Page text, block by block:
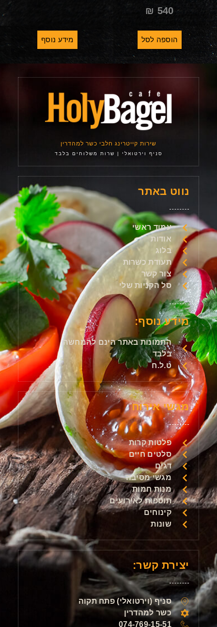
₪ 540
הוספה לסל מידע נוסף
יצירת קשר:
סניף (וירטואלי) פתח תקוה
כשר למהדרין
074-769-15-51
מגשי אירוח
פלטות קרות
סלטים חיים
דגים
מגשי מסיבה
מנות חמות
תוספות לאירועים
קינוחים
שונות
נווט באתר
עמוד ראשי
אודות
בלוג
תעודת כשרות
צור קשר
סל הקניות שלי
מידע נוסף:
התמונות באתר הינם להמחשה
בלבד
ט.ל.ח
שירות קייטרינג חלבי כשר למהדרין
סניף וירטואלי | שרות משלוחים בלבד